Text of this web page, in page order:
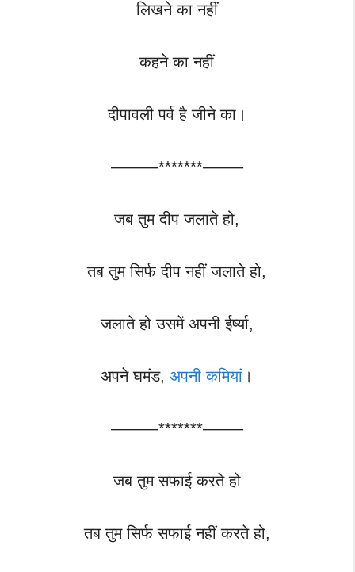
लिखने का नहीं
कहने का नहीं
दीपावली पर्व है जीने का।
———*******——–
जब तुम दीप जलाते हो,
तब तुम सिर्फ दीप नहीं जलाते हो,
जलाते हो उसमें अपनी ईर्ष्या,
अपने घमंड, अपनी कमियां ।
———*******——–
जब तुम सफाई करते हो
तब तुम सिर्फ सफाई नहीं करते हो,